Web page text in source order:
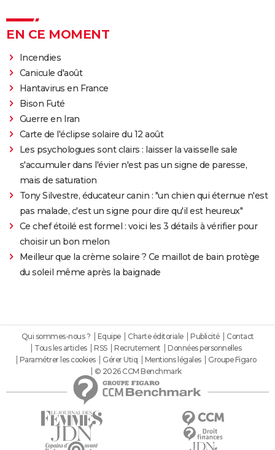
EN CE MOMENT
Incendies
Canicule d'août
Hantavirus en France
Bison Futé
Guerre en Iran
Carte de l'éclipse solaire du 12 août
Les psychologues sont clairs : laisser la vaisselle sale
s'accumuler dans l'évier n'est pas un signe de paresse,
mais de saturation
Tony Silvestre, éducateur canin : "un chien qui éternue n'est
pas malade, c'est un signe pour dire qu'il est heureux"
Ce chef étoilé est formel : voici les 3 détails à vérifier pour
choisir un bon melon
Meilleur que la crème solaire ? Ce maillot de bain protège
du soleil même après la baignade
Qui sommes-nous ? Equipe Charte éditoriale Publicité
Contact
Tous les articles
RSS Recrutement
Données personnelles
Paramétrer les cookies
Gérer Utiq Mentions légales
Groupe Figaro
© 2026 CCM Benchmark